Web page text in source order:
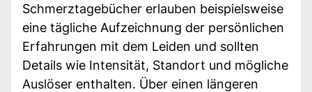
Schmerztagebücher erlauben beispielsweise
eine tägliche Aufzeichnung der persönlichen
Erfahrungen mit dem Leiden und sollten
Details wie Intensität, Standort und mögliche
Auslöser enthalten. Über einen längeren